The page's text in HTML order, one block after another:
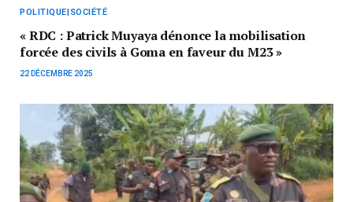
POLITIQUE|SOCIÉTÉ
« RDC : Patrick Muyaya dénonce la mobilisation
forcée des civils à Goma en faveur du M23 »
22 DÉCEMBRE 2025